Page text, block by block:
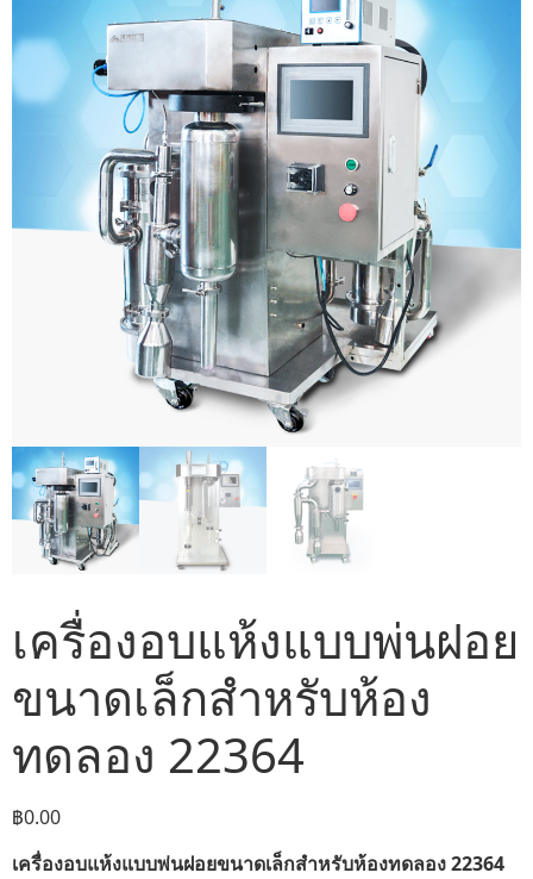
เครื่องอบแห้งแบบพ่นฝอย
ขนาดเล็กสำหรับห้อง
ทดลอง 22364
฿0.00
เครื่องอบแห้งแบบพ่นฝอยขนาดเล็กสำหรับห้องทดลอง 22364